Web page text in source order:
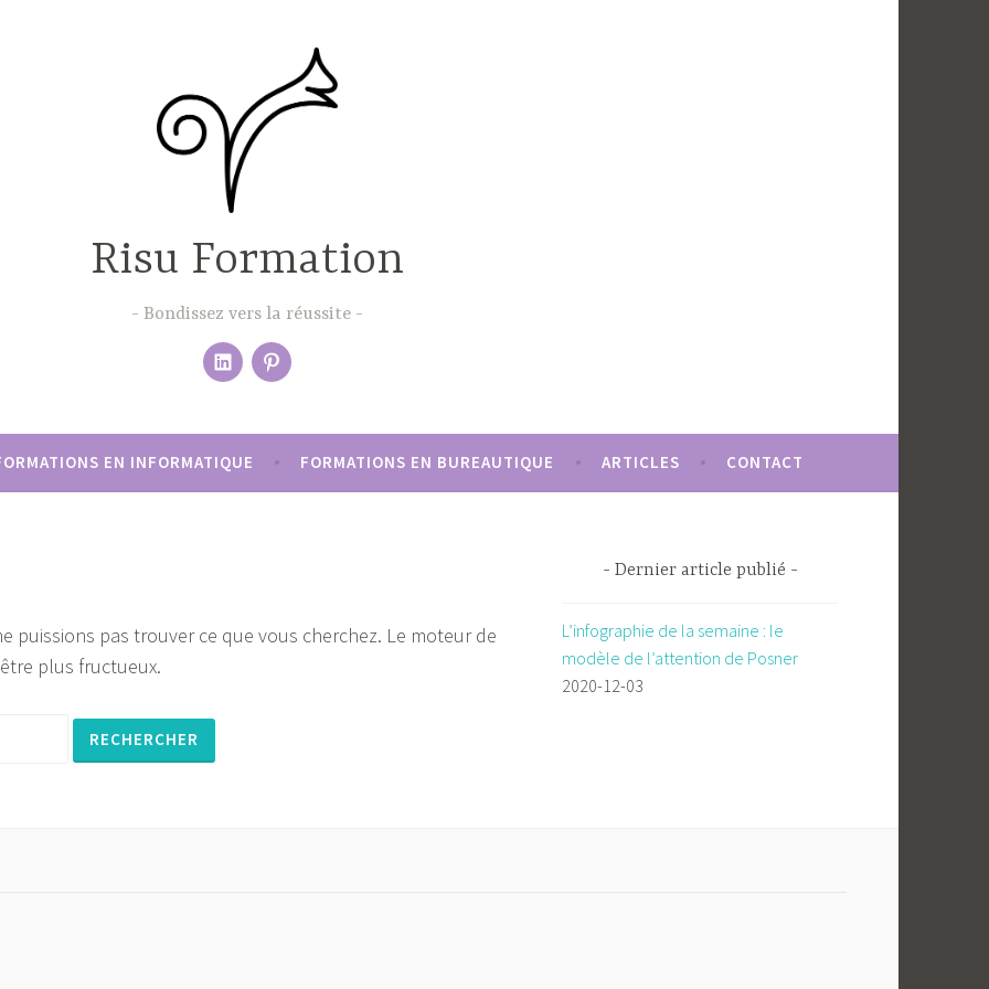
Risu Formation
Bondissez vers la réussite
Élément
du
menu
pinterest
EN INFORMATIQUE FORMATIONS EN BUREAUTIQUE ARTICLES CONTACT
puissions pas trouver ce que vous cherchez. Le moteur de
plus fructueux.
Dernier article publié
L’infographie de la semaine : le
modèle de l’attention de Posner
2020-12-03